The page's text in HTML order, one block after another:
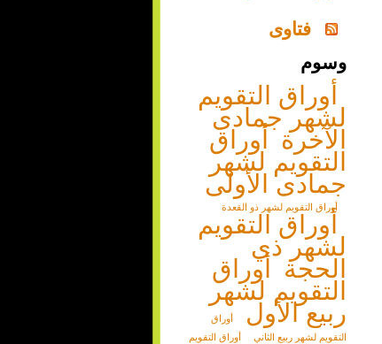
فتاوى
وسوم
أوراق التقويم
لشهر جمادى
الآخرة أوراق
التقويم لشهر
جمادى الأولى
أوراق التقويم لشهر ذو القعدة
أوراق التقويم
لشهر ذي
الحجة أوراق
التقويم لشهر
ربيع الأول
أوراق
التقويم لشهر ربيع الثاني
أوراق التقويم